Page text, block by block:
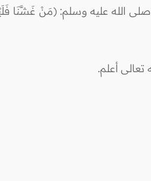
اتَّقُوا اللَّهَ وَكُونُوا مَعَ الصَّادِقِينَ) [التوبة:119]، وقال رسول الله صلى الله عليه
أعلم.